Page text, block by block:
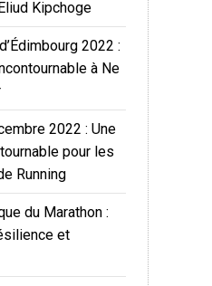
Kipchoge
2022 :
à Ne
2022 : Une
pour les
Running
du Marathon :
et